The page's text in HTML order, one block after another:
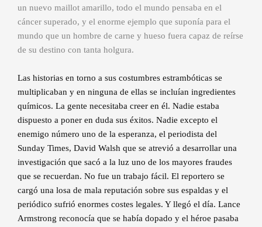
un nuevo maillot amarillo, todo el mundo pensaba en el
cáncer superado, y el enorme ejemplo que suponía para el
mundo que un hombre de carne y hueso fuera capaz de reírse
de su destino con tanta holgura.
Las historias en torno a sus costumbres estrambóticas se
multiplicaban y en ninguna de ellas se incluían ingredientes
químicos. La gente necesitaba creer en él. Nadie estaba
dispuesto a poner en duda sus éxitos. Nadie excepto el
enemigo número uno de la esperanza, el periodista del
Sunday Times, David Walsh que se atrevió a desarrollar una
investigación que sacó a la luz uno de los mayores fraudes
que se recuerdan. No fue un trabajo fácil. El reportero se
cargó una losa de mala reputación sobre sus espaldas y el
periódico sufrió enormes costes legales. Y llegó el día. Lance
Armstrong reconocía que se había dopado y el héroe pasaba